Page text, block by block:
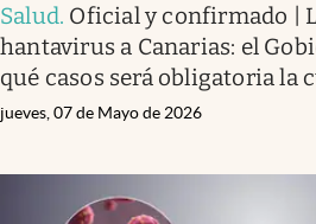
Salud. Oficial y confirmado |
hantavirus a Canarias: el
qué casos será obligatoria la
jueves, 07 de Mayo de 2026